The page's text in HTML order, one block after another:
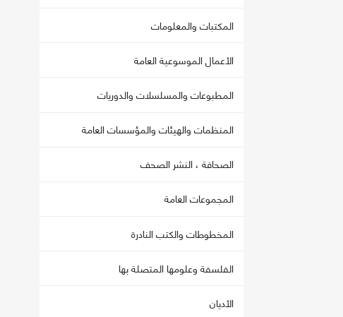
المكتبات والمعلومات
الأعمال الموسوعية العامة
المطبوعات والمسلسلات والدوريات
المنظمات والهيئات والمؤسسات العامة
الصحافة ، النشر الصحف
المجموعات العامة
المخطوطات والكتب النادرة
الفلسفة وعلومها المتصلة بها
الأديان